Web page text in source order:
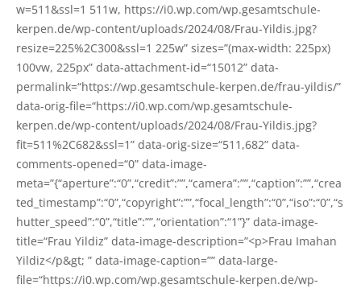
w=511&ssl=1 511w, https://i0.wp.com/wp.gesamtschule-
kerpen.de/wp-content/uploads/2024/08/Frau-Yildis.jpg?
resize=225%2C300&ssl=1 225w” sizes=”(max-width: 225px)
100vw, 225px” data-attachment-id=“15012” data-
permalink=“https://wp.gesamtschule-kerpen.de/frau-yildis/”
data-orig-file=“https://i0.wp.com/wp.gesamtschule-
kerpen.de/wp-content/uploads/2024/08/Frau-Yildis.jpg?
fit=511%2C682&ssl=1” data-orig-size=“511,682” data-
comments-opened=“0” data-image-
meta=”{“aperture”:“0”,“credit”:””,“camera”:””,“caption”:””,“crea
ted_timestamp”:“0”,“copyright”:””,“focal_length”:“0”,“iso”:“0”,“s
hutter_speed”:“0”,“title”:””,“orientation”:“1”}” data-image-
title=“Frau Yil­diz” data-image-description=”<p>Frau Ima­han
Yildiz</p&gt; ” data-image-cap­ti­on=”” data-large-
file=“https://i0.wp.com/wp.gesamtschule-kerpen.de/wp-